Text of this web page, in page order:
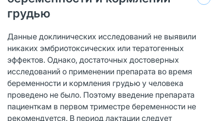
грудью
Данные доклинических исследований не выявили
никаких эмбриотоксических или тератогенных
эффектов. Однако, достаточных достоверных
исследований о применении препарата во время
беременности и кормления грудью у человека
проведено не было. Поэтому введение препарата
пациенткам в первом триместре беременности не
рекомендуется. В период лактации следует